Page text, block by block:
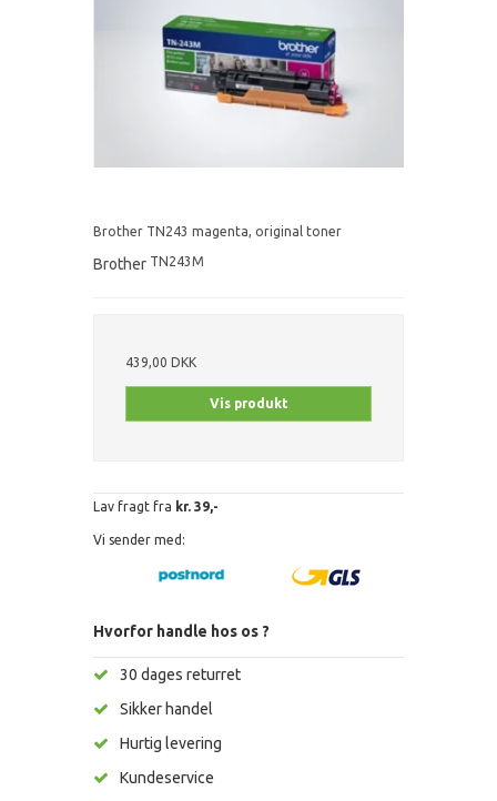
Brother TN243 magenta, original toner
Brother TN243M
439,00 DKK
Vis produkt
Lav fragt fra kr. 39,-
Vi sender med:
Hvorfor handle hos os ?
30 dages returret
Sikker handel
Hurtig levering
Kundeservice